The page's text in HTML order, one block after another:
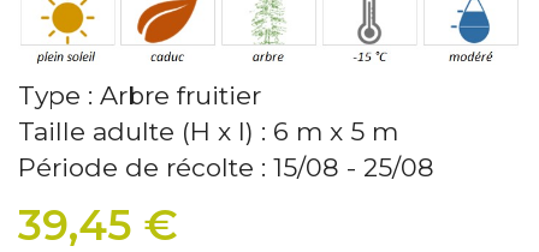
Type : Arbre fruitier
Taille adulte (H x l) : 6 m x 5 m
Période de récolte : 15/08 - 25/08
39,45 €